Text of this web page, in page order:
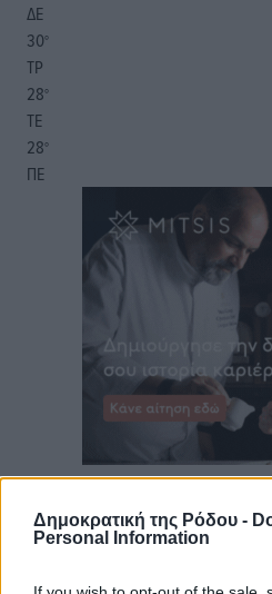
Δημοκρατική της Ρόδου -
Personal Information
ΔΕ
30°
ΤΡ
28°
ΤΕ
28°
ΠΕ